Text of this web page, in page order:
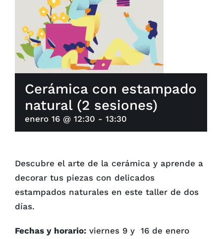
Cerámica con estampado
natural (2 sesiones)
enero 16 @ 12:30 - 13:30
Descubre el arte de la cerámica y aprende a
decorar tus piezas con delicados
estampados naturales en este taller de dos
días.
Fechas y horario: viernes 9 y 16 de enero